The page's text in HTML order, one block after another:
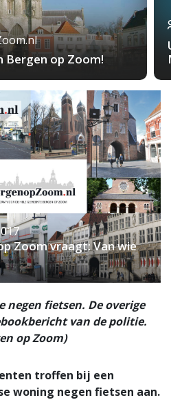
Bergen op Zoom!
Zoom vraagt: Van wie
negen fietsen. De overige
van de politie.
op Zoom)
troffen bij een
woning negen fietsen aan.